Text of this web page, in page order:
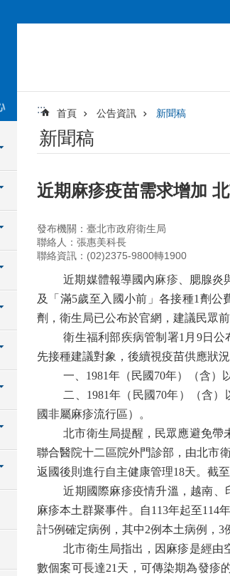
::: 首頁 公告資訊 新聞稿
新聞稿
近期麻疹疫苗需求增加
發布機關：臺北市政府衛生局
聯絡人：張惠美科長
聯絡資訊：(02)2375-9800轉1900
近期媒體報導國內麻疹 、腮腺
及「滿5歲至入國小前」各接種1 劑公
劑，衛生局已公布於官網，建議民眾
衛生福利部疾病管制署1 月 9日公
先接種建議對象，後續視疫苗供應狀況
一、 1981年（民國 70年）（含）
二、 1981年（民國 70年）（含）
國非屬麻疹流行區）。
北市衛生局提醒，民眾應避免帶
聯合醫院十二區院外門診部，由北市
返國後則進行自主健康管理18天。截至
近期國際麻疹疫情升溫，越南
麻疹本土群聚事件。自113年起至114年
計5例確定病例，其中2例本土病例， 3
北市衛生局指出，因麻疹是經由
數個案可長達21 天，可傳染期為發疹